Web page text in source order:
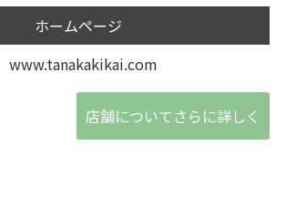
ホームページ
www.tanakakikai.com
店舗についてさらに詳しく